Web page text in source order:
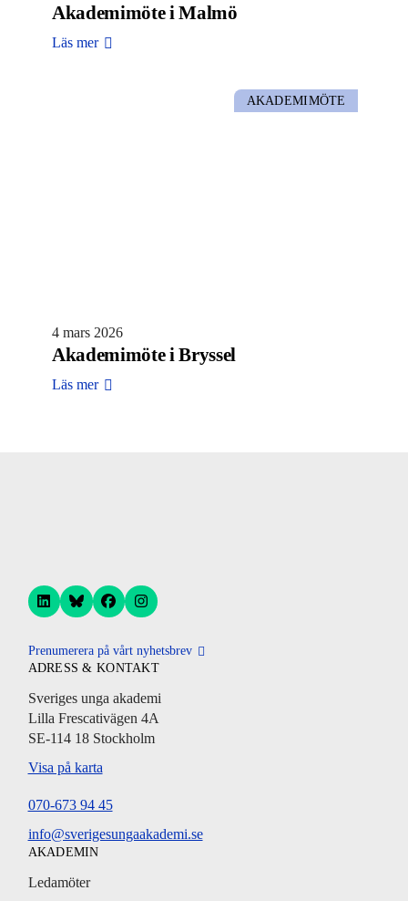
Akademimöte i Malmö
Läs mer
AKADEMIMÖTE
4 mars 2026
Akademimöte i Bryssel
Läs mer
Prenumerera på vårt nyhetsbrev
ADRESS & KONTAKT
Sveriges unga akademi
Lilla Frescativägen 4A
SE-114 18 Stockholm
Visa på karta
070-673 94 45
info@sverigesungaakademi.se
AKADEMIN
Ledamöter